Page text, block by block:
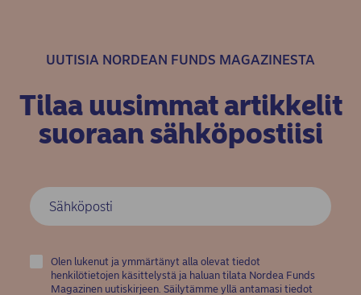
UUTISIA NORDEAN FUNDS MAGAZINESTA
Tilaa uusimmat artikkelit
suoraan sähköpostiisi
Olen lukenut ja ymmärtänyt alla olevat tiedot
henkilötietojen käsittelystä ja haluan tilata Nordea Funds
Magazinen uutiskirjeen. Säilytämme yllä antamasi tiedot